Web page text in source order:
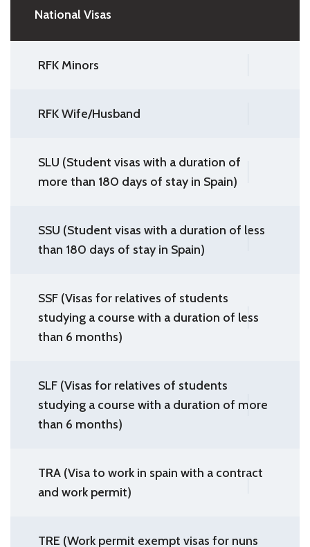
National Visas
RFK Minors
RFK Wife/Husband
SLU (Student visas with a duration of
more than 180 days of stay in Spain)
SSU (Student visas with a duration of less
than 180 days of stay in Spain)
SSF (Visas for relatives of students
studying a course with a duration of less
than 6 months)
SLF (Visas for relatives of students
studying a course with a duration of more
than 6 months)
TRA (Visa to work in spain with a contract
and work permit)
TRE (Work permit exempt visas for nuns